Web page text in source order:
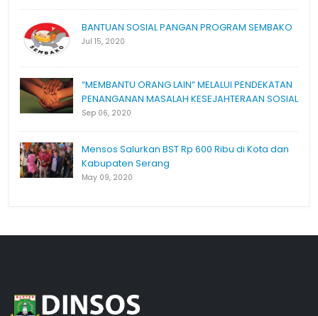
BANTUAN SOSIAL PANGAN PROGRAM SEMBAKO
Jul 15, 2020
“MEMBANTU ORANG LAIN” MELALUI PENDEKATAN
PENANGANAN MASALAH KESEJAHTERAAN SOSIAL
Sep 06, 2020
Mensos Salurkan BST Rp 600 Ribu di Kota dan
Kabupaten Serang
May 09, 2020